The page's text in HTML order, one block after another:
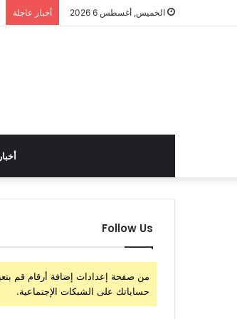
الخميس, أغسطس 6 2026 أخبار عاجلة
Follow Us
من صفحة إعدادات إضافة أرقام قم
حساباتك على الشبكات الإجتماعية.